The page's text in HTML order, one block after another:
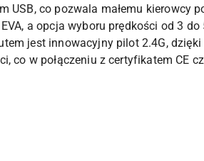
USB, co pozwala małemu kierowcy
a opcja wyboru prędkości od 3
jest innowacyjny pilot 2.4G,
co w połączeniu z certyfikatem CE